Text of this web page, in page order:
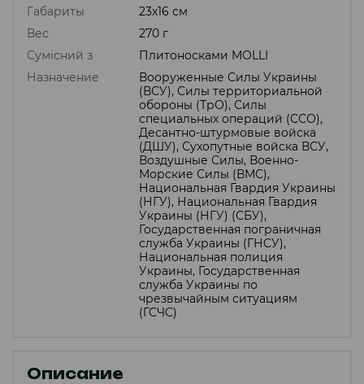
Габариты
23х16 см
Вес
270 г
Сумісний з
Плитоносками MOLLI
Назначение
Вооруженные Силы Украины
(ВСУ), Силы территориальной
обороны (ТрО), Силы
специальных операций (ССО),
Десантно-штурмовые войска
(ДШУ), Сухопутные войска ВСУ,
Воздушные Силы, Военно-
Морские Силы (ВМС),
Национальная Гвардия Украины
(НГУ), Национальная Гвардия
Украины (НГУ) (СБУ),
Государственная пограничная
служба Украины (ГНСУ),
Национальная полиция
Украины, Государственная
служба Украины по
чрезвычайным ситуациям
(ГСЧС)
Описание